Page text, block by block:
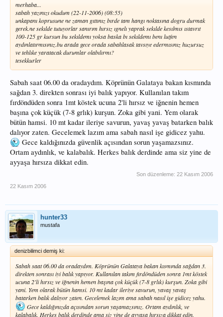
merhaba...
sabah yazınızı okudum (22-11-2006) (08:55)
unkapanı koprusune ne zaman gıttınız bırde tam hangı noktasına dogru durmak
gerek.ne sekılde tutuyorlar sanırım hırsız ıgnelı yaprak sekılde kesılmıs ıstavrıt
100-125 gr kursun bu sekıldemı yoksa baska bı sekıldemı benı lutfen
aydınlatırmısınız.bu arada gece orada sabahlasak tavsıye edermısınız huzursuz
ve tehlıke yaratacak durumlar olabılırmı?
tesekkurler
Sabah saat 06.00 da oradaydım. Köprünün Galataya bakan kısmında
sağdan 3. direkten sonrası iyi balık yapıyor. Kullanılan takım
fırdöndüden sonra 1mt köstek ucuna 2'li hırsız ve iğnenin hemen
başına çok küçük (7-8 grlık) kurşun. Zoka gibi yani. Yem olarak
bütün hamsi. 10 mt kadar ileriye savurun, yavaş yavaş batarken balık
dalıyor zaten. Gecelemek lazım ama sabah nasıl işe gidicez yahu.
Gece kaldığınızda güvenlik açısından sorun yaşamazsınız.
Ortam aydınlık, ve kalabalık. Herkes balık derdinde ama siz yine de
ayyaşa hırsıza dikkat edin.
Son düzenleme: 22 Kasım 2006
22 Kasım 2006
hunter33
mustafa
denizbilimci demiş ki:
Sabah saat 06.00 da oradaydım. Köprünün Galataya bakan kısmında sağdan 3.
direkten sonrası iyi balık yapıyor. Kullanılan takım fırdöndüden sonra 1mt köstek
ucuna 2'li hırsız ve iğnenin hemen başına çok küçük (7-8 grlık) kurşun. Zoka gibi
yani. Yem olarak bütün hamsi. 10 mt kadar ileriye savurun, yavaş yavaş
batarken balık dalıyor zaten. Gecelemek lazım ama sabah nasıl işe gidicez yahu.
Gece kaldığınızda açısından sorun yaşamazsınız. Ortam aydınlık, ve
kalabalık. Herkes balık derdinde ama siz yine de ayyaşa hırsıza dikkat edin.